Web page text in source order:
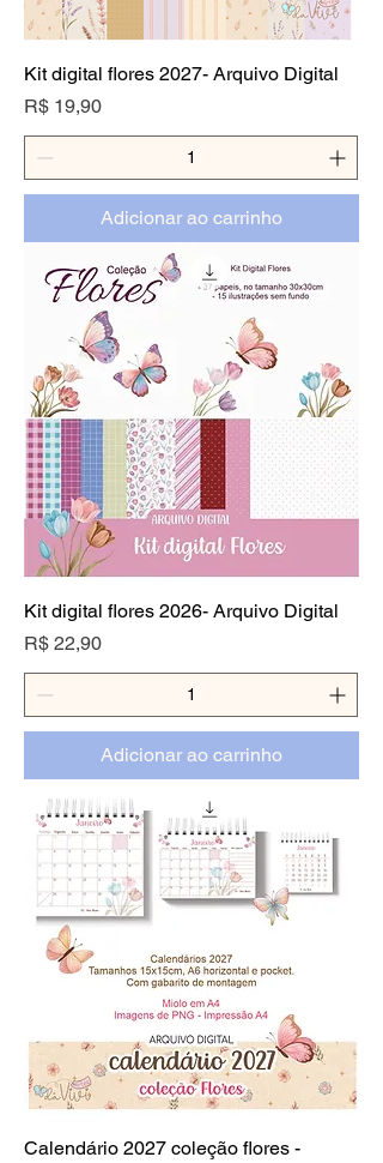
Kit digital flores 2027- Arquivo Digital
Preço
R$ 19,90
Adicionar ao carrinho
Kit digital flores 2026- Arquivo Digital
Preço
R$ 22,90
Adicionar ao carrinho
Calendário 2027 coleção flores -